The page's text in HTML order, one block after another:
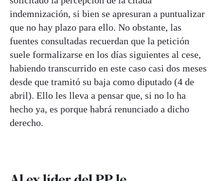
indemnización, si bien se apresuran a puntualizar
que no hay plazo para ello. No obstante, las
fuentes consultadas recuerdan que la petición
suele formalizarse en los días siguientes al cese,
habiendo transcurrido en este caso casi dos meses
desde que tramitó su baja como diputado (4 de
abril). Ello les lleva a pensar que, si no lo ha
hecho ya, es porque habrá renunciado a dicho
derecho.